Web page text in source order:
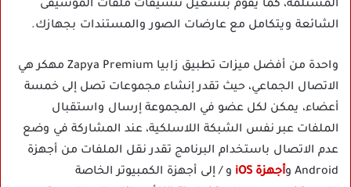
المستلمة، كما يقوم بتشغيل تنسيقات ملفات الموسيقى
الشائعة ويتكامل مع عارضات الصور والمستندات بجهازك.
واحدة من أفضل ميزات تطبيق زابيا Zapya Premium مهكر هي
الاتصال الجماعي، حيث تقدر إنشاء مجموعات تصل إلى خمسة
أعضاء، يمكن لكل عضو في المجموعة إرسال واستقبال
الملفات عبر نفس الشبكة اللاسلكية، عند المشاركة في وضع
عدم الاتصال باستخدام البرنامج تقدر نقل الملفات من أجهزة
Android و
أجهزة iOS
و / إلى أجهزة الكمبيوتر الخاصة